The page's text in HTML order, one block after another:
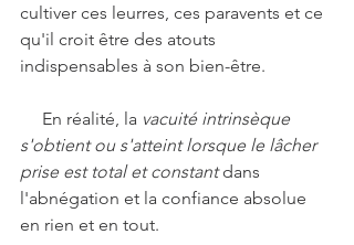
cultiver ces leurres, ces paravents et ce
qu'il croit être des atouts
indispensables à son bien-être.
     En réalité, la
vacuité intrinsèque
s'obtient ou s'atteint lorsque le lâcher
prise est total et constant dans
l'abnégation et la confiance absolue
en rien et en tout.